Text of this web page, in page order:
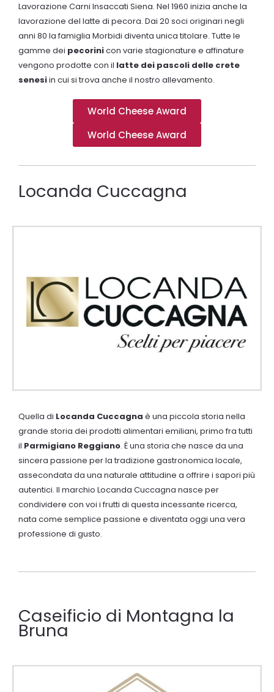
Lavorazione Carni Insaccati Siena. Nel 1960 inizia anche la
lavorazione del latte di pecora. Dai 20 soci originari negli
anni 80 la famiglia Morbidi diventa unica titolare. Tutte le
gamme dei pecorinicon varie stagionature e affinature
vengono prodotte con il latte dei pascoli delle crete
senesiin cui si trova anche il nostro allevamento.
World Cheese Award
World Cheese Award
Locanda Cuccagna
Quella di Locanda Cuccagna è una piccola storia nella
grande storia dei prodotti alimentari emiliani, primo fra tutti
il Parmigiano Reggiano. È una storia che nasce da una
sincera passione per la tradizione gastronomica locale,
assecondata da una naturale attitudine a offrire i sapori più
autentici. Il marchio Locanda Cuccagna nasce per
condividere con voi i frutti di questa incessante ricerca,
nata come semplice passione e diventata oggi una vera
professione di gusto.
Caseificio di Montagna la
Bruna